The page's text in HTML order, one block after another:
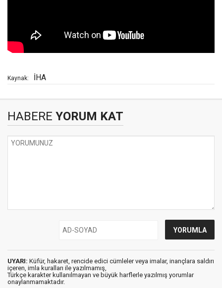
Kaynak: İHA
HABERE YORUM KAT
UYARI: Küfür, hakaret, rencide edici cümleler veya imalar, inançlara saldırı
içeren, imla kuralları ile yazılmamış,
Türkçe karakter kullanılmayan ve büyük harflerle yazılmış yorumlar
onaylanmamaktadır.